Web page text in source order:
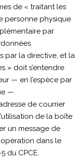
de « traitant les
personne physique
par
par la directive, et la
» doit s’entendre
— en l’espèce par
—
de courrier
de la boîte
un message de
dans le
du CPCE.